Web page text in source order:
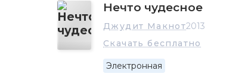
Нечто чудесное
Джудит Макнот2013
Скачать бесплатно
Электронная